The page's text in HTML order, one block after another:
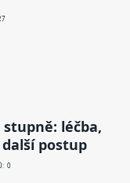
léčba,
postup
0